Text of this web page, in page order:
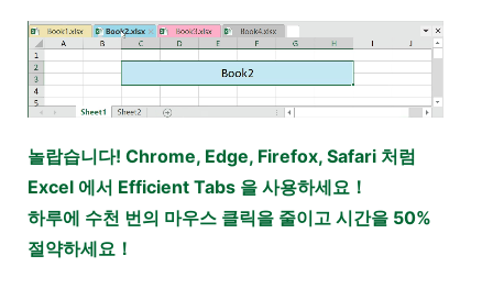
놀랍습니다! Chrome, Edge, Firefox, Safari 처럼
Excel 에서 Efficient Tabs 을 사용하세요！
하루에 수천 번의 마우스 클릭을 줄이고 시간을 50%
절약하세요！